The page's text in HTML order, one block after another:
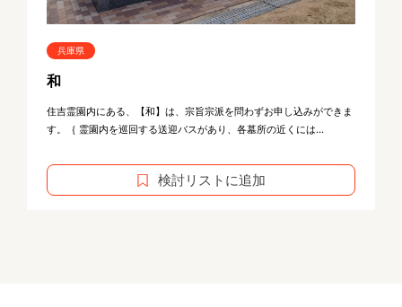
兵庫県
和
住吉霊園内にある、【和】は、宗旨宗派を問わずお申し込みができま
す。｛ 霊園内を巡回する送迎バスがあり、各墓所の近くには...
検討リストに追加